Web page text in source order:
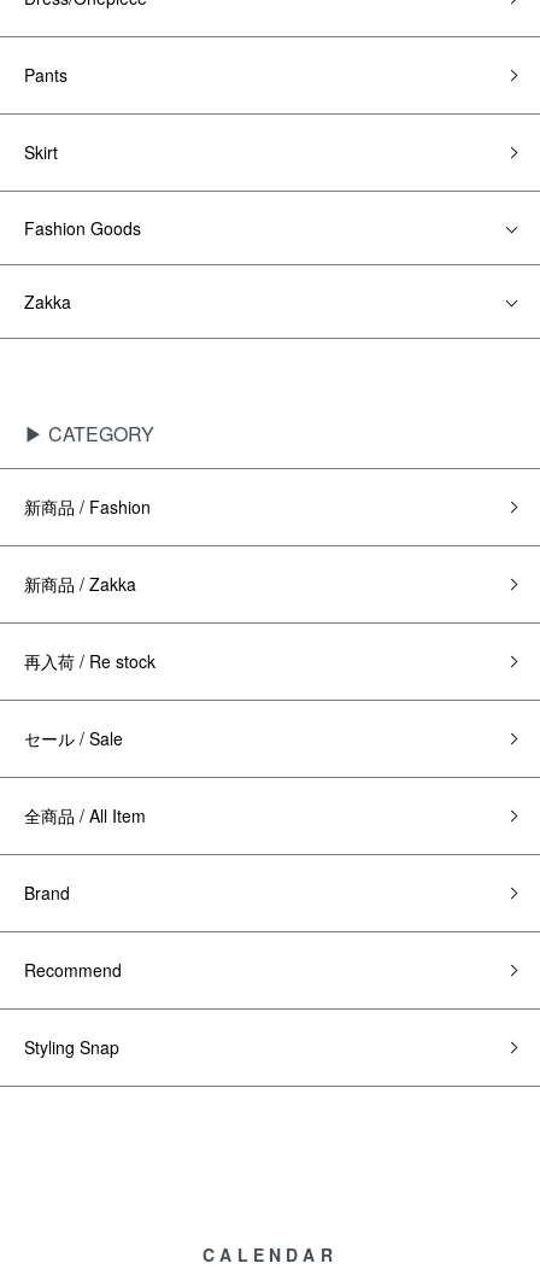
Pants
Skirt
Fashion Goods
Zakka
▶ CATEGORY
新商品 / Fashion
新商品 / Zakka
再入荷 / Re stock
セール / Sale
全商品 / All Item
Brand
Recommend
Styling Snap
CALENDAR